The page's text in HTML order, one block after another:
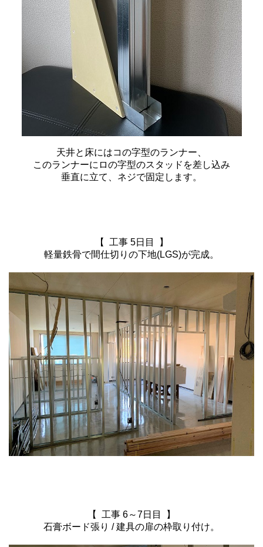
天井と床にはコの字型のランナー、
このランナーにロの字型のスタッドを差し込み
垂直に立て、ネジで固定します。
【 工事 5日目 】
軽量鉄骨で間仕切りの下地(LGS)が完成。
【 工事 6～7日目 】
石膏ボード張り / 建具の扉の枠取り付け。